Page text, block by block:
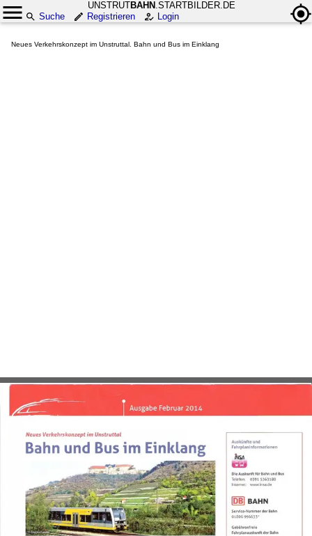
UNSTRUTBAHN .STARTBILDER.DE
Suche
Registrieren Login
Neues Verkehrskonzept im Unstruttal. Bahn und Bus im Einklang